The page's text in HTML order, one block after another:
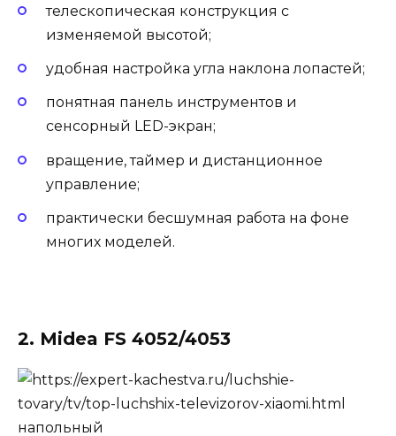
телескопическая конструкция с
изменяемой высотой;
удобная настройка угла наклона лопастей;
понятная панель инструментов и
сенсорный LED-экран;
вращение, таймер и дистанционное
управление;
практически бесшумная работа на фоне
многих моделей.
2. Midea FS 4052/4053